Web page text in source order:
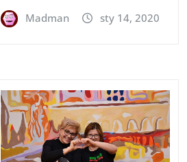
Madman sty 14, 2020